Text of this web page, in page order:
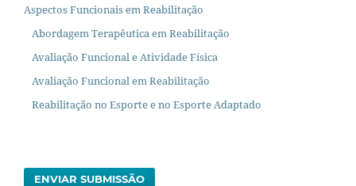
Aspectos Funcionais em Reabilitação
Abordagem Terapêutica em Reabilitação
Avaliação Funcional e Atividade Física
Avaliação Funcional em Reabilitação
Reabilitação no Esporte e no Esporte Adaptado
ENVIAR SUBMISSÃO